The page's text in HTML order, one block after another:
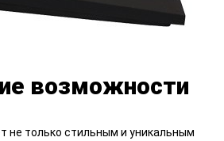
возможности
не только стильным и уникальным